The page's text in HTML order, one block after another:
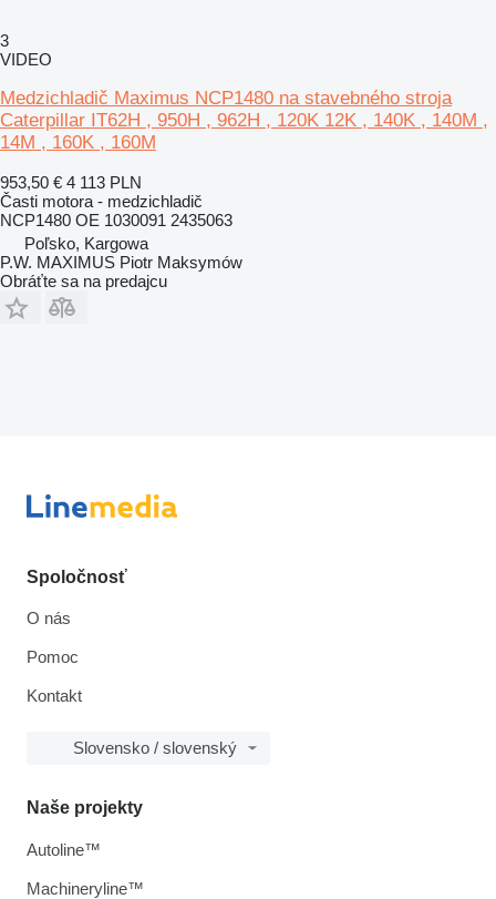
3
VIDEO
Medzichladič Maximus NCP1480 na stavebného stroja
Caterpillar IT62H , 950H , 962H , 120K 12K , 140K , 140M ,
14M , 160K , 160M
953,50 € 4 113 PLN
Časti motora - medzichladič
NCP1480 OE 1030091 2435063
Poľsko, Kargowa
P.W. MAXIMUS Piotr Maksymów
Obráťte sa na predajcu
Spoločnosť
O nás
Pomoc
Kontakt
Slovensko / slovenský
Naše projekty
Autoline™
Machineryline™